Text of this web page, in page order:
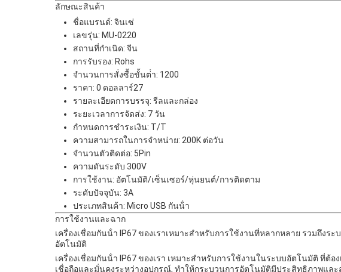
ลักษณะสินค้า
ชื่อแบรนด์: จินเซ่
เลขรุ่น: MU-0220
สถานที่กําเนิด: จีน
การรับรอง: Rohs
จํานวนการสั่งซื้อขั้นต่ํา: 1200
ราคา: 0 ดอลลาร์27
รายละเอียดการบรรจุ: รีลและกล่อง
ระยะเวลาการจัดส่ง: 7 วัน
กําหนดการชําระเงิน: T/T
ความสามารถในการจําหน่าย: 200K ต่อวัน
จํานวนตัวติดต่อ: 5Pin
ความดันระดับ 300V
การใช้งาน: อัตโนมัติ/เซ็นเซอร์/หุ่นยนต์/การติดตาม
ระดับปัจจุบัน: 3A
ประเภทสินค้า: Micro USB กันน้ํา
การใช้งานและฉาก
เครื่องเชื่อมกันน้ํา IP67 ของเราเหมาะสําหรับการใช้งานที่หลากหลาย รวมถึ
อัตโนมัติ
เครื่องเชื่อมกันน้ํา IP67 ของเรา เหมาะสําหรับการใช้งานในระบบอัตโนมัติ ที่
เชื่อถือและมั่นคงระหว่างอุปกรณ์, ทําให้กระบวนการอัตโนมัติมีประสิทธิภาพแล